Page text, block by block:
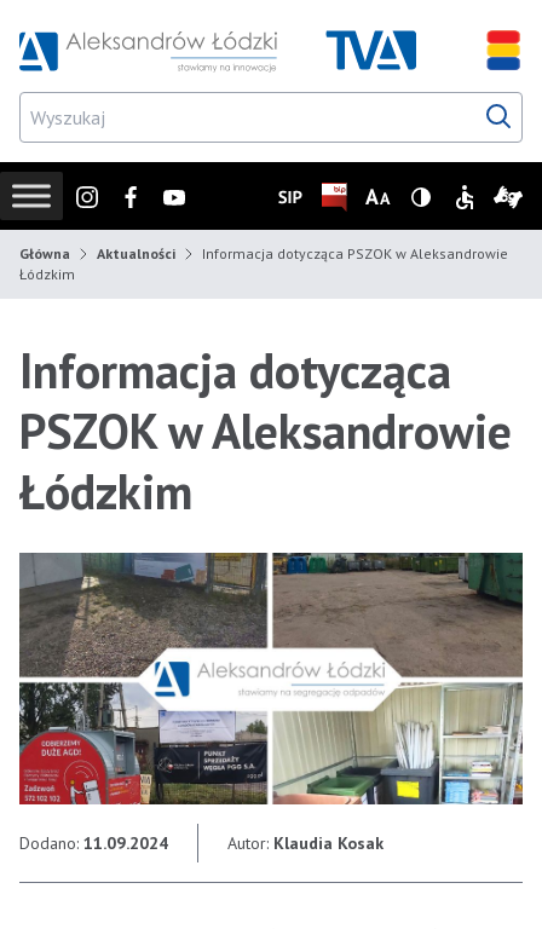
Główna Aktualności
Informacja dotycząca PSZOK w Aleksandrowie
Łódzkim
Informacja dotycząca
PSZOK w Aleksandrowie
Łódzkim
Dodano: 11.09.2024 Autor: Klaudia Kosak